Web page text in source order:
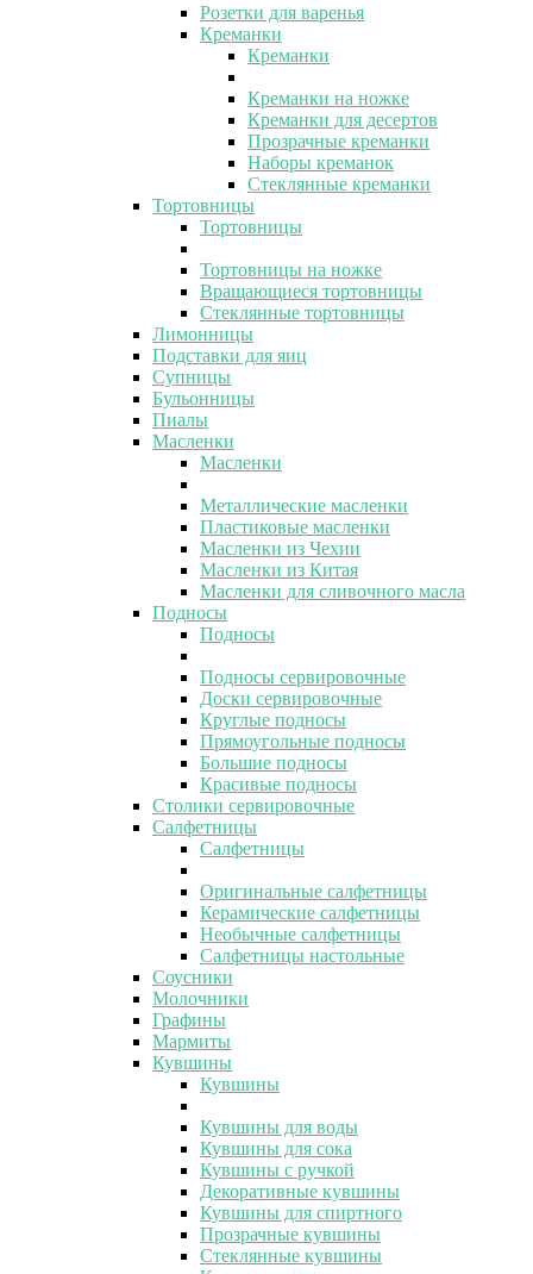
Розетки для варенья
Креманки
Креманки
Креманки на ножке
Креманки для десертов
Прозрачные креманки
Наборы креманок
Стеклянные креманки
Тортовницы
Тортовницы
Тортовницы на ножке
Вращающиеся тортовницы
Стеклянные тортовницы
Лимонницы
Подставки для яиц
Супницы
Бульонницы
Пиалы
Масленки
Масленки
Металлические масленки
Пластиковые масленки
Масленки из Чехии
Масленки из Китая
Масленки для сливочного масла
Подносы
Подносы
Подносы сервировочные
Доски сервировочные
Круглые подносы
Прямоугольные подносы
Большие подносы
Красивые подносы
Столики сервировочные
Салфетницы
Салфетницы
Оригинальные салфетницы
Керамические салфетницы
Необычные салфетницы
Салфетницы настольные
Соусники
Молочники
Графины
Мармиты
Кувшины
Кувшины
Кувшины для воды
Кувшины для сока
Кувшины с ручкой
Декоративные кувшины
Кувшины для спиртного
Прозрачные кувшины
Стеклянные кувшины